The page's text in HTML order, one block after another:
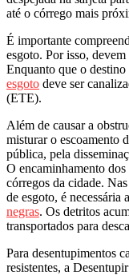
até o córrego mais
É importante
esgoto. Por isso,
Enquanto que o
esgoto deve ser
(ETE).
Além de causar a
misturar o escoamento
pública, pela
O encaminhamento
córregos da cidade.
de esgoto, é necessária
negras. Os detritos
transportados para
Para desentupimentos
resistentes, a